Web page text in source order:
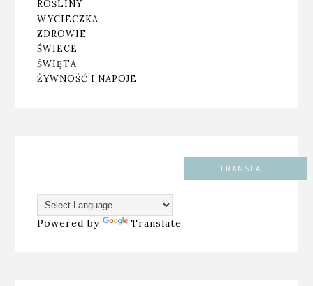
ROŚLINY
WYCIECZKA
ZDROWIE
ŚWIECE
ŚWIĘTA
ŻYWNOŚĆ I NAPOJE
TRANSLATE
Powered by Translate